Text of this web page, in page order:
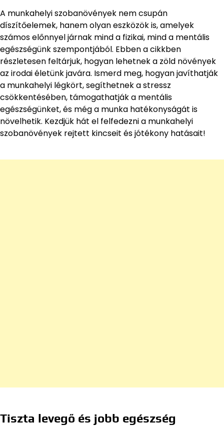
A munkahelyi szobanövények nem csupán
díszítőelemek, hanem olyan eszközök is, amelyek
számos előnnyel járnak mind a fizikai, mind a mentális
egészségünk szempontjából. Ebben a cikkben
részletesen feltárjuk, hogyan lehetnek a zöld növények
az irodai életünk javára. Ismerd meg, hogyan javíthatják
a munkahelyi légkört, segíthetnek a stressz
csökkentésében, támogathatják a mentális
egészségünket, és még a munka hatékonyságát is
növelhetik. Kezdjük hát el felfedezni a munkahelyi
szobanövények rejtett kincseit és jótékony hatásait!
Tiszta levegő és jobb egészség